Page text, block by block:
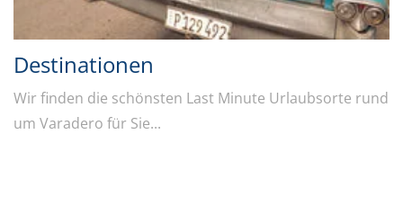
Destinationen
Wir finden die schönsten Last Minute Urlaubsorte rund
um Varadero für Sie...